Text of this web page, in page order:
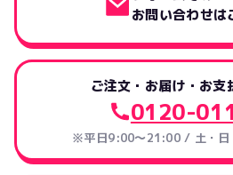
お問い合わせは
ご注文・お届け・お支
0120-
※平日9:00～21:00 / 土・日